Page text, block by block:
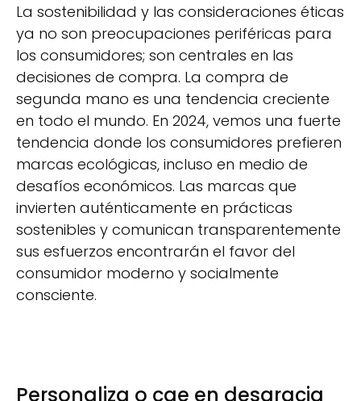
La sostenibilidad y las consideraciones éticas
ya no son preocupaciones periféricas para
los consumidores; son centrales en las
decisiones de compra. La compra de
segunda mano es una tendencia creciente
en todo el mundo. En 2024, vemos una fuerte
tendencia donde los consumidores prefieren
marcas ecológicas, incluso en medio de
desafíos económicos. Las marcas que
invierten auténticamente en prácticas
sostenibles y comunican transparentemente
sus esfuerzos encontrarán el favor del
consumidor moderno y socialmente
consciente.
Personaliza o cae en desgracia